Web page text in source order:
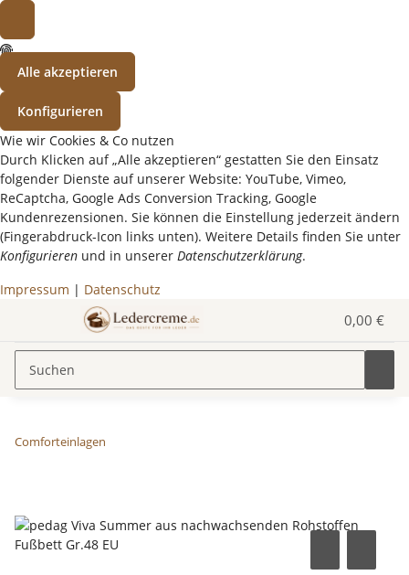
Alle akzeptieren
Konfigurieren
Wie wir Cookies & Co nutzen
Durch Klicken auf „Alle akzeptieren“ gestatten Sie den Einsatz
folgender Dienste auf unserer Website: YouTube, Vimeo,
ReCaptcha, Google Ads Conversion Tracking, Google
Kundenrezensionen. Sie können die Einstellung jederzeit ändern
(Fingerabdruck-Icon links unten). Weitere Details finden Sie unter
Konfigurieren und in unserer Datenschutzerklärung.
Impressum | Datenschutz
0,00 €
Comforteinlagen